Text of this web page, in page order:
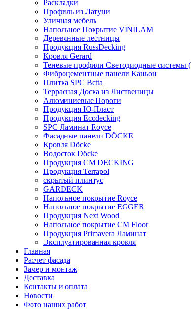
Раскладки
Профиль из Латуни
Уличная мебель
Напольное Покрытие VINILAM
Деревянные лестницы
Продукция RussDecking
Кровля Gerard
Теневые профили Светодиодные системы
Фиброцементные панели Каньон
Плитка SPC Betta
Террасная Доска из Лиственицы
Алюминиевые Пороги
Продукция Ю-Пласт
Продукция Ecodecking
SPC Ламинат Royce
Фасадные панели DÖCKE
Кровля Döcke
Водосток Döcke
Продукция CM DECKING
Продукция Terrapol
скрытый плинтус
GARDECK
Напольное покрытие Royce
Напольное покрытие EGGER
Продукция Next Wood
Напольное покрытие CM Floor
Продукция Primavera Ламинат
Эксплуатированная кровля
Главная
Расчет фасада
Замер и монтаж
Доставка
Контакты и оплата
Новости
Фото наших работ